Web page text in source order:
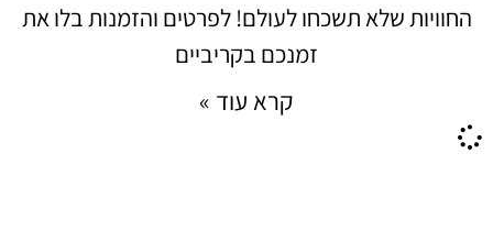
החוויות שלא תשכחו לעולם! לפרטים והזמנות בלו את
זמנכם בקריביים
קרא עוד »